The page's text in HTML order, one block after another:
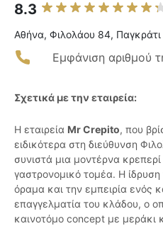
8.3
Αθήνα, Φιλολάου 84, Παγκράτι
Εμφάνιση αριθμού
Σχετικά με την εταιρεία:
Η εταιρεία Mr Crepito, που
ειδικότερα στη διεύθυνση
συνιστά μια μοντέρνα
γαστρονομικό τομέα. Η
όραμα και την εμπειρία ενός
επαγγελματία του κλάδου, ο
καινοτόμο concept με μεράκι